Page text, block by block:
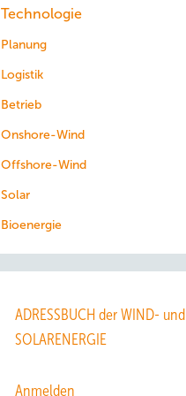
Technologie
Planung
Logistik
Betrieb
Onshore-Wind
Offshore-Wind
Solar
Bioenergie
ADRESSBUCH der WIND- und
SOLARENERGIE
Anmelden